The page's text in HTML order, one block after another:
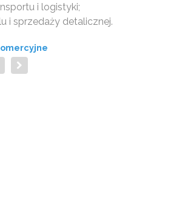
i logistyki;
i sprzedaży detalicznej.